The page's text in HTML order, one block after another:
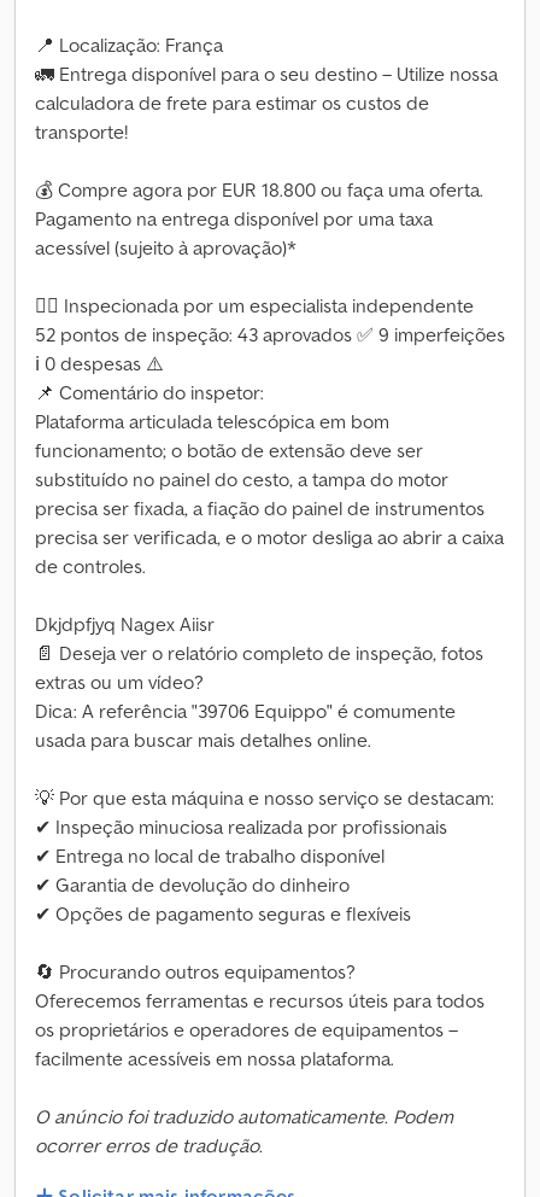
📍 Localização: França
🚛 Entrega disponível para o seu destino – Utilize nossa
calculadora de frete para estimar os custos de
transporte!
💰 Compre agora por EUR 18.800 ou faça uma oferta.
Pagamento na entrega disponível por uma taxa
acessível (sujeito à aprovação)*
👷‍♂️ Inspecionada por um especialista independente
52 pontos de inspeção: 43 aprovados ✅ 9 imperfeições
ℹ️ 0 despesas ⚠️
📌 Comentário do inspetor:
Plataforma articulada telescópica em bom
funcionamento; o botão de extensão deve ser
substituído no painel do cesto, a tampa do motor
precisa ser fixada, a fiação do painel de instrumentos
precisa ser verificada, e o motor desliga ao abrir a caixa
de controles.
Dkjdpfjyq Nagex Aiisr
📄 Deseja ver o relatório completo de inspeção, fotos
extras ou um vídeo?
Dica: A referência "39706 Equippo" é comumente
usada para buscar mais detalhes online.
💡 Por que esta máquina e nosso serviço se destacam:
✔ Inspeção minuciosa realizada por profissionais
✔ Entrega no local de trabalho disponível
✔ Garantia de devolução do dinheiro
✔ Opções de pagamento seguras e flexíveis
🔄 Procurando outros equipamentos?
Oferecemos ferramentas e recursos úteis para todos
os proprietários e operadores de equipamentos –
facilmente acessíveis em nossa plataforma.
O anúncio foi traduzido automaticamente. Podem
ocorrer erros de tradução.